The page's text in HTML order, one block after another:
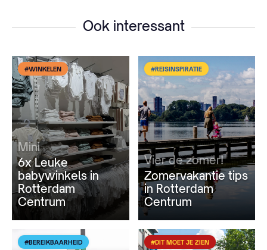
Ook interessant
#WINKELEN
Mini
6x Leuke
babywinkels in
Rotterdam
Centrum
#REISINSPIRATIE
Vier de zomer!
Zomervakantie tips
in Rotterdam
Centrum
#BEREIKBAARHEID #DIT MOET JE ZIEN